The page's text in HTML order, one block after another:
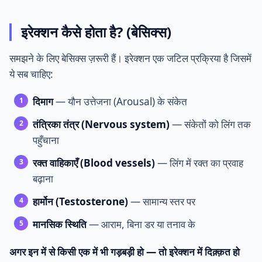
इरेक्शन कैसे होता है? (बेसिक्स)
समझने के लिए बेसिक्स ज़रूरी हैं। इरेक्शन एक जटिल प्रक्रिया है जिसमें
ये सब चाहिए:
दिमाग— यौन उत्तेजना (Arousal) के संकेत
तंत्रिका तंत्र (Nervous system)— संकेतों को लिंग तक
पहुँचाना
रक्त वाहिकाएँ (Blood vessels)— लिंग में रक्त का प्रवाह
बढ़ाना
हार्मोन (Testosterone)— सामान्य स्तर पर
मानसिक स्थिति— आराम, बिना डर या तनाव के
अगर इन में से किसी एक में भी गड़बड़ी हो — तो इरेक्शन में दिक़्क़त हो